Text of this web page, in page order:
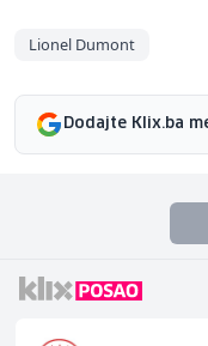
Lionel Dumont
Dodajte Klix.ba